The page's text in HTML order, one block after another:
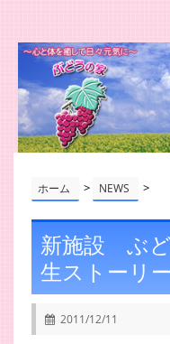
ホーム > NEWS >
新施設 ぶ
生ストーリ
2011/12/11